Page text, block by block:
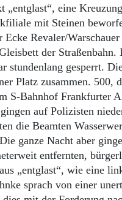
„entglast“, eine
mit Steinen
Ecke Revaler/
der Straßenbahn.
stundenlang gesperrt.
Platz zusammen. 500,
S-Bahnhof Frankfurter
auf Polizisten
die Beamten
ganze Nacht aber
entfernten,
„entglast“, wie eine
sprach von einer